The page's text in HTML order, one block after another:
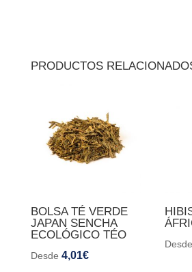
PRODUCTOS
BOLSA TÉ VERDE
JAPAN SENCHA
ECOLÓGICO TÉO
Desde 4,01€